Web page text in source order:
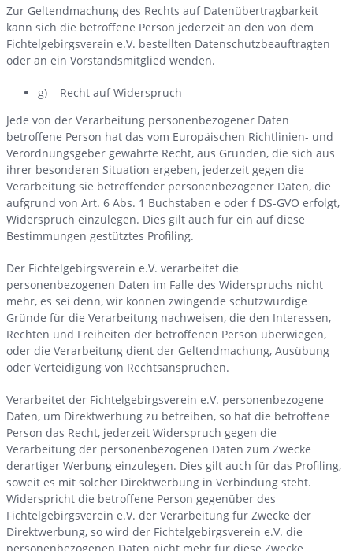
Zur Geltendmachung des Rechts auf Datenübertragbarkeit
kann sich die betroffene Person jederzeit an den von dem
Fichtelgebirgsverein e.V. bestellten Datenschutzbeauftragten
oder an ein Vorstandsmitglied wenden.
g) Recht auf Widerspruch
Jede von der Verarbeitung personenbezogener Daten
betroffene Person hat das vom Europäischen Richtlinien- und
Verordnungsgeber gewährte Recht, aus Gründen, die sich aus
ihrer besonderen Situation ergeben, jederzeit gegen die
Verarbeitung sie betreffender personenbezogener Daten, die
aufgrund von Art. 6 Abs. 1 Buchstaben e oder f DS-GVO erfolgt,
Widerspruch einzulegen. Dies gilt auch für ein auf diese
Bestimmungen gestütztes Profiling.
Der Fichtelgebirgsverein e.V. verarbeitet die
personenbezogenen Daten im Falle des Widerspruchs nicht
mehr, es sei denn, wir können zwingende schutzwürdige
Gründe für die Verarbeitung nachweisen, die den Interessen,
Rechten und Freiheiten der betroffenen Person überwiegen,
oder die Verarbeitung dient der Geltendmachung, Ausübung
oder Verteidigung von Rechtsansprüchen.
Verarbeitet der Fichtelgebirgsverein e.V. personenbezogene
Daten, um Direktwerbung zu betreiben, so hat die betroffene
Person das Recht, jederzeit Widerspruch gegen die
Verarbeitung der personenbezogenen Daten zum Zwecke
derartiger Werbung einzulegen. Dies gilt auch für das Profiling,
soweit es mit solcher Direktwerbung in Verbindung steht.
Widerspricht die betroffene Person gegenüber des
Fichtelgebirgsverein e.V. der Verarbeitung für Zwecke der
Direktwerbung, so wird der Fichtelgebirgsverein e.V. die